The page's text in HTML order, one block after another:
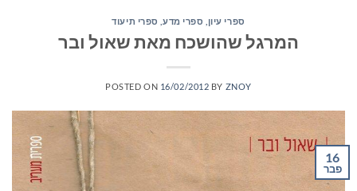
ספרי עיון, ספרי מדע, ספרי תיעוד
המרגל שהושכח מאת שאול ובר
POSTED ON 16/02/2012 BY ZNOY
16
פבר